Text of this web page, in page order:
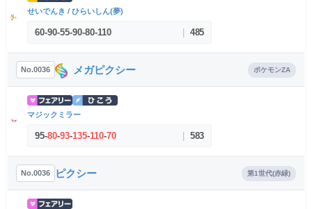
せいでんき / ひらいしん(夢)
60-90-55-90-80-110 485
No.0036 メガピクシー ポケモンZA
マジックミラー
95-80-93-135-110-70 583
No.0036 ピクシー 第1世代(赤緑)